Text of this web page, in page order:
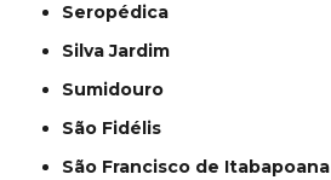
Seropédica
Silva Jardim
Sumidouro
São Fidélis
São Francisco de Itabapoana